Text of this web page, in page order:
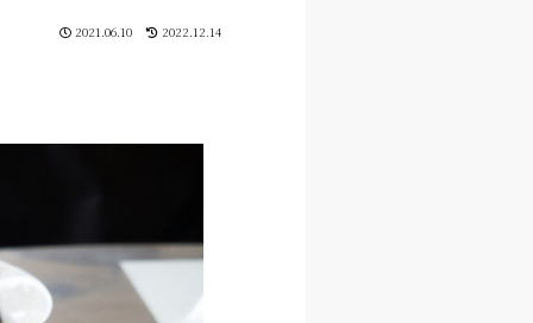
2021.06.10 2022.12.14